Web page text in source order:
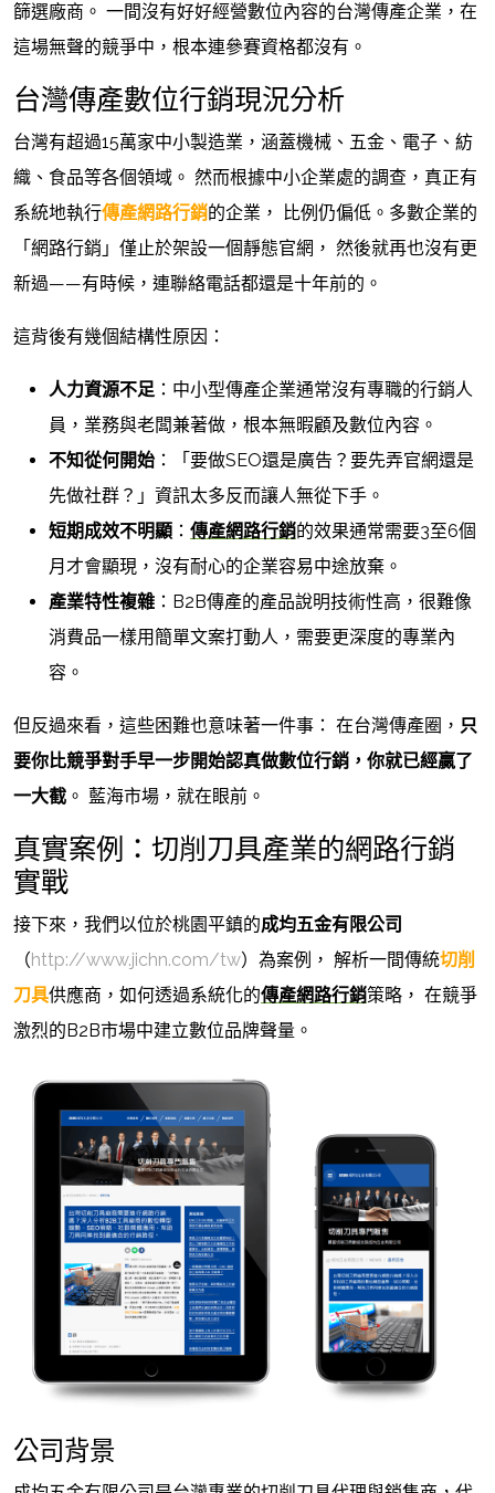
篩選廠商。 一間沒有好好經營數位內容的台灣傳產企業，在
這場無聲的競爭中，根本連參賽資格都沒有。
台灣傳產數位行銷現況分析
台灣有超過15萬家中小製造業，涵蓋機械、五金、電子、紡
織、食品等各個領域。 然而根據中小企業處的調查，真正有
系統地執行傳產網路行銷的企業， 比例仍偏低。多數企業的
「網路行銷」僅止於架設一個靜態官網， 然後就再也沒有更
新過——有時候，連聯絡電話都還是十年前的。
這背後有幾個結構性原因：
人力資源不足：中小型傳產企業通常沒有專職的行銷人
員，業務與老闆兼著做，根本無暇顧及數位內容。
不知從何開始 ：「要做SEO還是廣告？要先弄官網還是
先做社群？」資訊太多反而讓人無從下手。
短期成效不明顯 ： 傳產網路行銷的效果通常需要3至6個
月才會顯現，沒有耐心的企業容易中途放棄。
產業特性複雜 ：B2B傳產的產品說明技術性高，很難像
消費品一樣用簡單文案打動人，需要更深度的專業內
容。
但反過來看，這些困難也意味著一件事： 在台灣傳產圈， 只
要你比競爭對手早一步開始認真做數位行銷，你就已經贏了
一大截 。 藍海市場，就在眼前。
真實案例：切削刀具產業的網路行銷
實戰
接下來，我們以位於桃園平鎮的成均五金有限公司
（http://www.jichn.com/tw）為案例， 解析一間傳統切削
刀具供應商，如何透過系統化的傳產網路行銷策略， 在競爭
激烈的B2B市場中建立數位品牌聲量。
公司背景